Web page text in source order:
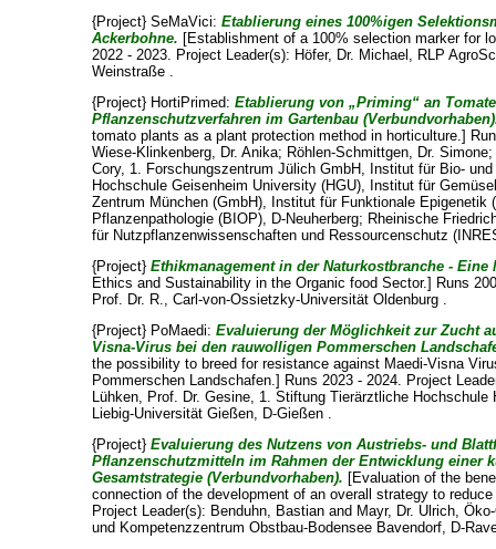
{Project} SeMaVici:Etablierung eines 100%igen
Ackerbohne. [Establishment of a 100% selection marker for
2022 - 2023. Project Leader(s): Höfer, Dr. Michael , RLP
Weinstraße .
{Project} HortiPrimed:Etablierung von „Priming“ an
Pflanzenschutzverfahren im Gartenbau
tomato plants as a plant protection method in horticulture.]
Wiese-Klinkenberg, Dr. Anika; Röhlen-Schmittgen, Dr. Simone
Cory, 1. Forschungszentrum Jülich GmbH, Institut für Bio-
Hochschule Geisenheim University (HGU), Institut für
Zentrum München (GmbH), Institut für Funktionale
Pflanzenpathologie (BIOP), D-Neuherberg; Rheinische
für Nutzpflanzenwissenschaften und Ressourcenschutz
{Project}Ethikmanagement in der Naturkostbranche - Eine
Ethics and Sustainability in the Organic food Sector.] Runs
Prof. Dr. R., Carl-von-Ossietzky-Universität Oldenburg .
{Project} PoMaedi:Evaluierung der Möglichkeit zur Zucht
Visna-Virus bei den rauwolligen Pommerschen
the possibility to breed for resistance against Maedi-Visna
Pommerschen Landschafen.] Runs 2023 - 2024. Project
Lühken, Prof. Dr. Gesine, 1. Stiftung Tierärztliche Hochschule
Liebig-Universität Gießen, D-Gießen .
{Project}Evaluierung des Nutzens von Austriebs- und
Pflanzenschutzmitteln im Rahmen der Entwicklung einer
Gesamtstrategie (Verbundvorhaben). [Evaluation of the
connection of the development of an overall strategy to
Project Leader(s): Benduhn, Bastian and Mayr, Dr. Ulrich,
und Kompetenzzentrum Obstbau-Bodensee Bavendorf, D-